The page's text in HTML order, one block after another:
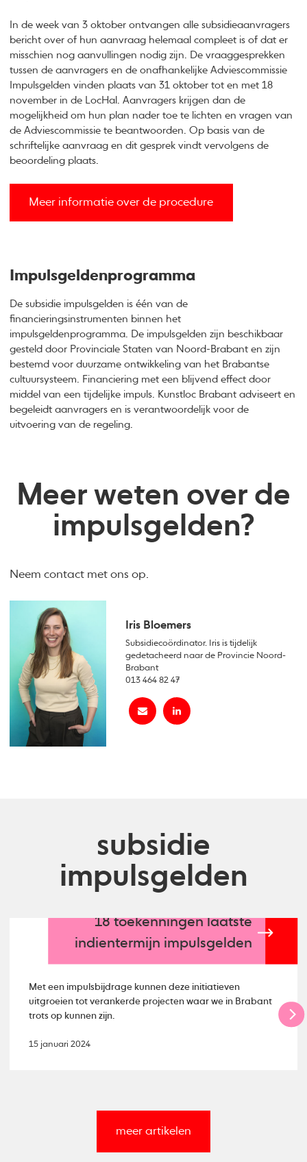
In de week van 3 oktober ontvangen alle subsidieaanvragers
bericht over of hun aanvraag helemaal compleet is of dat er
misschien nog aanvullingen nodig zijn. De vraaggesprekken
tussen de aanvragers en de onafhankelijke Adviescommissie
Impulsgelden vinden plaats van 31 oktober tot en met 18
november in de LocHal. Aanvragers krijgen dan de
mogelijkheid om hun plan nader toe te lichten en vragen van
de Adviescommissie te beantwoorden. Op basis van de
schriftelijke aanvraag en dit gesprek vindt vervolgens de
beoordeling plaats.
Meer informatie over de procedure
Impulsgeldenprogramma
De subsidie impulsgelden is één van de
financieringsinstrumenten binnen het
impulsgeldenprogramma. De impulsgelden zijn beschikbaar
gesteld door Provinciale Staten van Noord-Brabant en zijn
bestemd voor duurzame ontwikkeling van het Brabantse
cultuursysteem. Financiering met een blijvend effect door
middel van een tijdelijke impuls. Kunstloc Brabant adviseert en
begeleidt aanvragers en is verantwoordelijk voor de
uitvoering van de regeling.
Meer weten over de
impulsgelden?
Neem contact met ons op.
Iris Bloemers
Subsidiecoördinator. Iris is tijdelijk
gedetacheerd naar de Provincie Noord-
Brabant
013 464 82 47
subsidie
impulsgelden
18 toekenningen laatste
indientermijn impulsgelden
Met een impulsbijdrage kunnen deze initiatieven
uitgroeien tot verankerde projecten waar we in Brabant
trots op kunnen zijn.
15 januari 2024
meer artikelen